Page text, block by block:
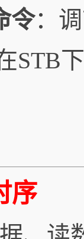
令：
STB
序